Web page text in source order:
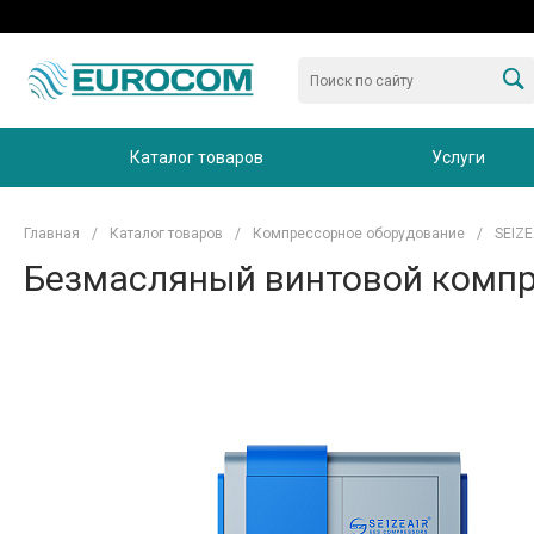
Каталог товаров Услуги
Главная / Каталог товаров / Компрессорное оборудование /
Безмасляный винтовой